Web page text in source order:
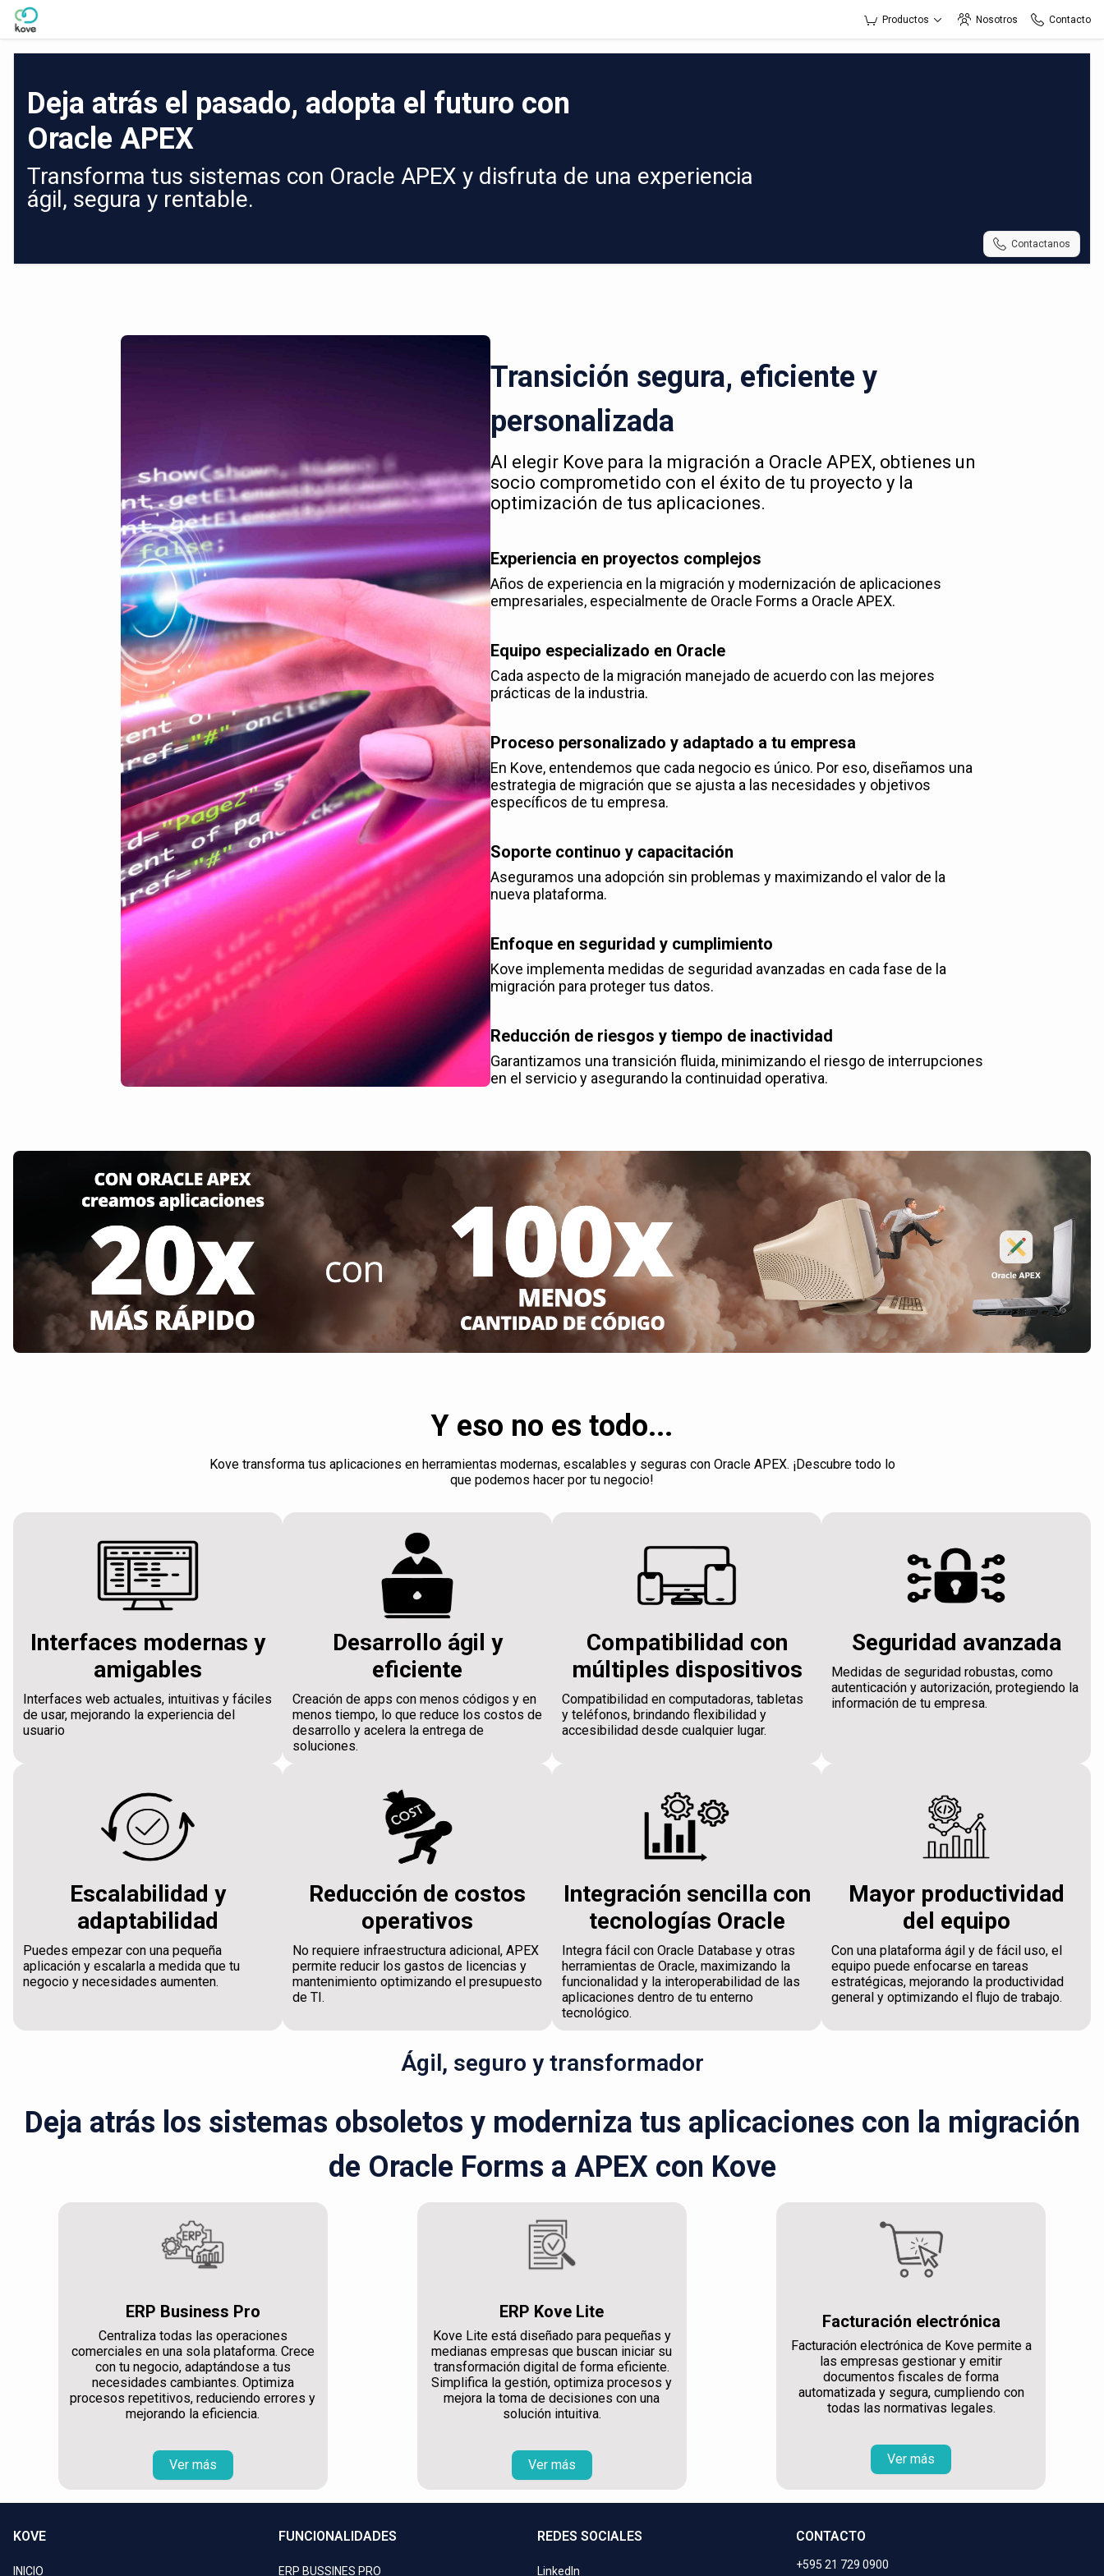
Skip to Main Content
Productos Nosotros Contacto
Deja atrás el pasado, adopta el futuro con
Oracle APEX
Transforma tus sistemas con Oracle APEX y disfruta de una experiencia
ágil, segura y rentable.
Contactanos
Transición segura, eficiente y
personalizada
Al elegir Kove para la migración a Oracle APEX, obtienes un
socio comprometido con el éxito de tu proyecto y la
optimización de tus aplicaciones.
Experiencia en proyectos complejos
Años de experiencia en la migración y modernización de aplicaciones
empresariales, especialmente de Oracle Forms a Oracle APEX.
Equipo especializado en Oracle
Cada aspecto de la migración manejado de acuerdo con las mejores
prácticas de la industria.
Proceso personalizado y adaptado a tu empresa
En Kove, entendemos que cada negocio es único. Por eso, diseñamos una
estrategia de migración que se ajusta a las necesidades y objetivos
específicos de tu empresa.
Soporte continuo y capacitación
Aseguramos una adopción sin problemas y maximizando el valor de la
nueva plataforma.
Enfoque en seguridad y cumplimiento
Kove implementa medidas de seguridad avanzadas en cada fase de la
migración para proteger tus datos.
Reducción de riesgos y tiempo de inactividad
Garantizamos una transición fluida, minimizando el riesgo de interrupciones
en el servicio y asegurando la continuidad operativa.
Y eso no es todo...
Kove transforma tus aplicaciones en herramientas modernas, escalables y seguras con Oracle APEX. ¡Descubre todo lo
que podemos hacer por tu negocio!
Interfaces modernas y
amigables
Interfaces web actuales, intuitivas y fáciles
de usar, mejorando la experiencia del
usuario
Desarrollo ágil y
eficiente
Creación de apps con menos códigos y en
menos tiempo, lo que reduce los costos de
desarrollo y acelera la entrega de
soluciones.
Compatibilidad con
múltiples dispositivos
Compatibilidad en computadoras, tabletas
y teléfonos, brindando flexibilidad y
accesibilidad desde cualquier lugar.
Seguridad avanzada
Medidas de seguridad robustas, como
autenticación y autorización, protegiendo la
información de tu empresa.
Escalabilidad y
adaptabilidad
Puedes empezar con una pequeña
aplicación y escalarla a medida que tu
negocio y necesidades aumenten.
Reducción de costos
operativos
No requiere infraestructura adicional, APEX
permite reducir los gastos de licencias y
mantenimiento optimizando el presupuesto
de TI.
Integración sencilla con
tecnologías Oracle
Integra fácil con Oracle Database y otras
herramientas de Oracle, maximizando la
funcionalidad y la interoperabilidad de las
aplicaciones dentro de tu enterno
tecnológico.
Mayor productividad
del equipo
Con una plataforma ágil y de fácil uso, el
equipo puede enfocarse en tareas
estratégicas, mejorando la productividad
general y optimizando el flujo de trabajo.
Ágil, seguro y transformador
Deja atrás los sistemas obsoletos y moderniza tus aplicaciones con la migración
de Oracle Forms a APEX con Kove
ERP Business Pro
Centraliza todas las operaciones
comerciales en una sola plataforma. Crece
con tu negocio, adaptándose a tus
necesidades cambiantes. Optimiza
procesos repetitivos, reduciendo errores y
mejorando la eficiencia.
Ver más
ERP Kove Lite
Kove Lite está diseñado para pequeñas y
medianas empresas que buscan iniciar su
transformación digital de forma eficiente.
Simplifica la gestión, optimiza procesos y
mejora la toma de decisiones con una
solución intuitiva.
Ver más
Facturación electrónica
Facturación electrónica de Kove permite a
las empresas gestionar y emitir
documentos fiscales de forma
automatizada y segura, cumpliendo con
todas las normativas legales.
Ver más
KOVE
INICIO
FUNCIONALIDADES
ERP BUSSINES PRO
REDES SOCIALES
LinkedIn
CONTACTO
+595 21 729 0900